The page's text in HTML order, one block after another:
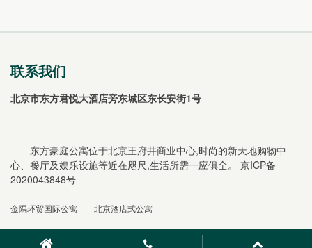
联系我们
北京市东方君悦大酒店旁东城区东长安街1号
东方豪庭公寓位于北京王府井商业中心,时尚的新天地购物中
心、餐厅及娱乐设施等近在咫尺,生活所需一应俱全。
京ICP备
2020043848号
金隅环贸国际公寓 北京酒店式公寓